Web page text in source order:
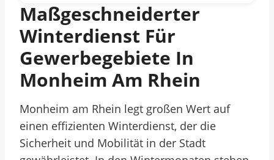
Maßgeschneiderter
Winterdienst Für
Gewerbegebiete In
Monheim Am Rhein
Monheim am Rhein legt großen Wert auf
einen effizienten Winterdienst, der die
Sicherheit und Mobilität in der Stadt